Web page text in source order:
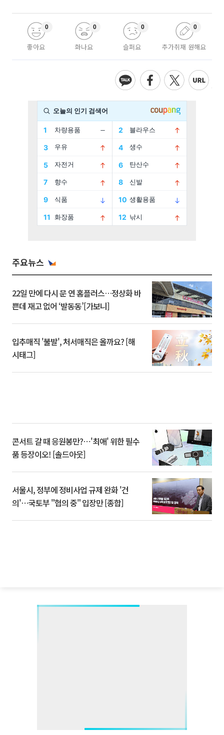
좋아요
0
화나요
0
슬퍼요
0
추가취재 원해요
0
주요뉴스
22일 만에 다시 문 연 홈플러스…정상화 바
쁜데 재고 없어 ‘발동동’[가보니]
입추매직 '불발', 처서매직은 올까요? [해
시태그]
콘서트 갈 때 응원봉만?⋯'최애' 위한 필수
품 등장이오! [솔드아웃]
서울시, 정부에 정비사업 규제 완화 '건
의'⋯국토부 "협의 중" 입장만 [종합]